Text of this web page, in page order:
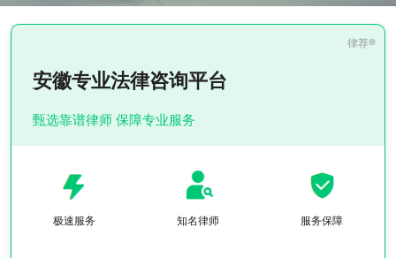
安徽专业法律咨询平台
甄选靠谱律师 保障专业服务
极速服务 知名律师 服务保障